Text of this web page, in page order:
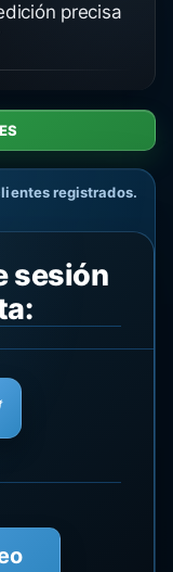
precisa
registrados.
sesión